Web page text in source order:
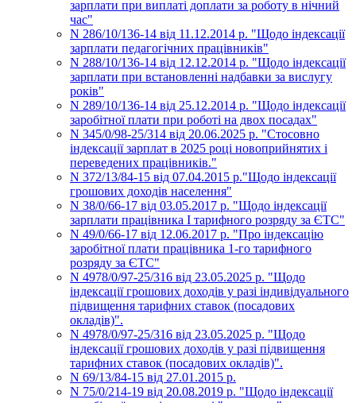
зарплати при виплаті доплати за роботу в нічний
час"
N 286/10/136-14 від 11.12.2014 р. "Щодо індексації
зарплати педагогічних працівників"
N 288/10/136-14 від 12.12.2014 р. "Щодо індексації
зарплати при встановленні надбавки за вислугу
років"
N 289/10/136-14 від 25.12.2014 р. "Щодо індексації
заробітної плати при роботі на двох посадах"
N 345/0/98-25/314 від 20.06.2025 р. "Стосовно
індексації зарплат в 2025 році новоприйнятих і
переведених працівників."
N 372/13/84-15 від 07.04.2015 р."Щодо індексації
грошових доходів населення"
N 38/0/66-17 від 03.05.2017 р. "Щодо індексації
зарплати працівника I тарифного розряду за ЄТС"
N 49/0/66-17 від 12.06.2017 р. "Про індексацію
заробітної плати працівника 1-го тарифного
розряду за ЄТС"
N 4978/0/97-25/316 від 23.05.2025 р. "Щодо
індексації грошових доходів у разі індивідуального
підвищення тарифних ставок (посадових
окладів)".
N 4978/0/97-25/316 від 23.05.2025 р. "Щодо
індексації грошових доходів у разі підвищення
тарифних ставок (посадових окладів)".
N 69/13/84-15 від 27.01.2015 р.
N 75/0/214-19 від 20.08.2019 р. "Щодо індексації